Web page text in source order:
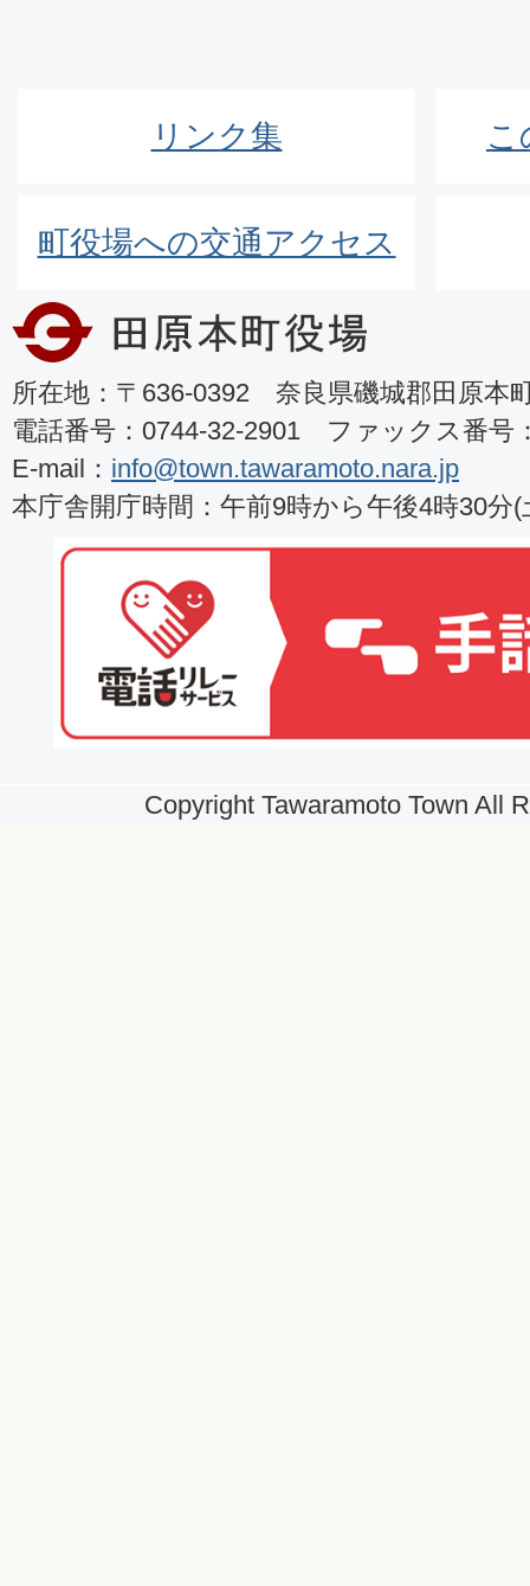
リンク集 こ
町役場への交通アクセス
所在地：〒636-0392 奈良県磯城郡田原本
電話番号：0744-32-2901 ファックス番号
E-mail： info@town.tawaramoto.nara.jp
本庁舎開庁時間：午前9時から午後4時30分
Copyright Tawaramoto Town All